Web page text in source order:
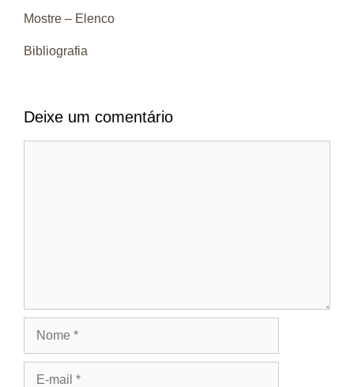
Mostre – Elenco
Bibliografia
Deixe um comentário
mail